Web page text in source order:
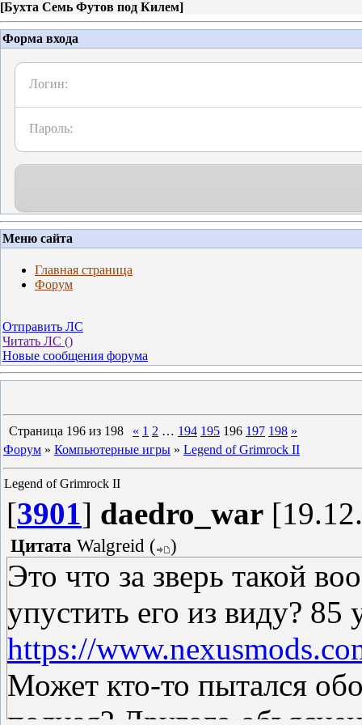
[Бухта Семь Футов под Килем]
Форма входа
Логин:
Пароль:
Меню сайта
Главная страница
Форум
Отправить ЛС
Читать ЛС ()
Новые сообщения форума
Страница 196 из 198 « 1 2 … 194 195 196 197 198 »
Форум » Компьютерные игры » Legend of Grimrock II
Legend of Grimrock II
[3901] daedro_war
Цитата Walgreid ( )
Это что за зверь такой
упустить его из виду? 85
https://
Может кто-то пытался